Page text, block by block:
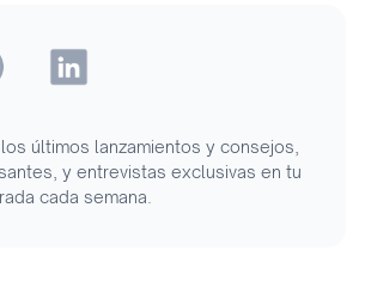
últimos lanzamientos y consejos,
y entrevistas exclusivas en tu
cada semana.